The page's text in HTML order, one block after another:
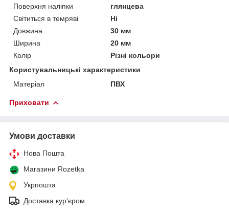
Поверхня наліпки
глянцева
Світиться в темряві
Ні
Довжина
30 мм
Ширина
20 мм
Колір
Різні кольори
Користувальницькі характеристики
Матеріал
ПВХ
Приховати
Умови доставки
Нова Пошта
Магазини Rozetka
Укрпошта
Доставка кур'єром